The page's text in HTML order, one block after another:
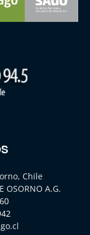
Chile
OSORNO A.G.